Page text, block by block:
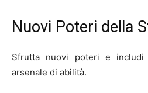
Nuovi Poteri della
Sfrutta nuovi poteri e
arsenale di abilità.